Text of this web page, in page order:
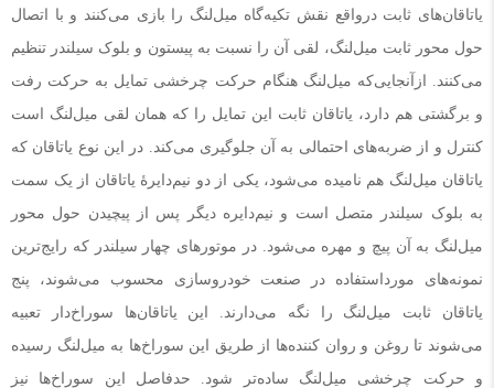
یاتاقان‌های ثابت درواقع نقش تکیه‌گاه میل‌لنگ را بازی می‌کنند و با اتصال
حول محور ثابت میل‌لنگ، لقی آن را نسبت به پیستون و بلوک سیلندر تنظیم
می‌کنند. ازآنجایی‌که میل‌لنگ هنگام حرکت چرخشی تمایل به حرکت رفت
و برگشتی هم دارد، یاتاقان ثابت این تمایل را که همان لقی میل‌لنگ است
کنترل و از ضربه‌های احتمالی به آن جلوگیری می‌کند. در این نوع یاتاقان که
یاتاقان میل‌لنگ هم نامیده می‌شود، یکی از دو نیم‌دایرهٔ یاتاقان از یک سمت
به بلوک سیلندر متصل است و نیم‌دایره دیگر پس از پیچیدن حول محور
میل‌لنگ به آن پیچ و مهره می‌شود. در موتورهای چهار سیلندر که رایج‌ترین
نمونه‌های مورداستفاده در صنعت خودروسازی محسوب می‌شوند، پنج
یاتاقان ثابت میل‌لنگ را نگه می‌دارند. این یاتاقان‌ها سوراخ‌دار تعبیه
می‌شوند تا روغن و روان کننده‌ها از طریق این سوراخ‌ها به میل‌لنگ رسیده
و حرکت چرخشی میل‌لنگ ساده‌تر شود. حدفاصل این سوراخ‌ها نیز